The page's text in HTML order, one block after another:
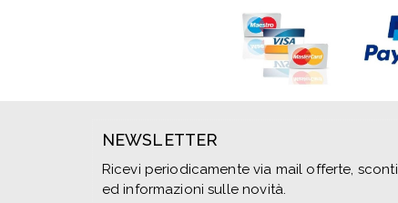
NEWSLETTER
Ricevi periodicamente via mail offerte, sconti
ed informazioni sulle novità.